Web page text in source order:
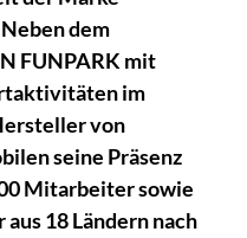
dem
FUNPARK mit
im
von
seine Präsenz
Mitarbeiter sowie
18 Ländern nach